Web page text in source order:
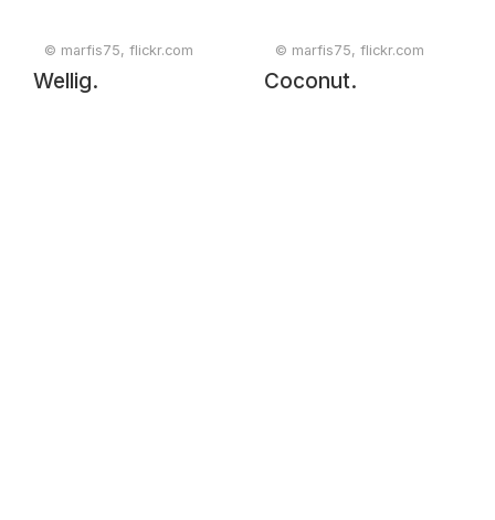
© marfis75, flickr.com
Wellig.
© marfis75, flickr.com
Coconut.